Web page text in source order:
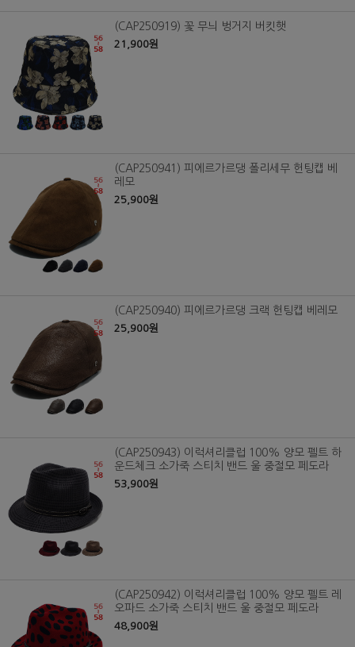
(CAP250919) 꽃 무늬 벙거지 버킷햇
21,900원
(CAP250941) 피에르가르댕 폴리세무 헌팅캡 베
레모
25,900원
(CAP250940) 피에르가르댕 크랙 헌팅캡 베레모
25,900원
(CAP250943) 이럭셔리클럽 100% 양모 펠트 하
운드체크 소가죽 스티치 밴드 울 중절모 페도라
53,900원
(CAP250942) 이럭셔리클럽 100% 양모 펠트 레
오파드 소가죽 스티치 밴드 울 중절모 페도라
48,900원